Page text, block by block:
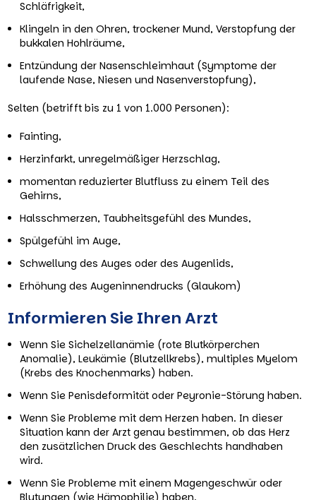
Schläfrigkeit,
Klingeln in den Ohren, trockener Mund, Verstopfung der
bukkalen Hohlräume,
Entzündung der Nasenschleimhaut (Symptome der
laufende Nase, Niesen und Nasenverstopfung),
Selten (betrifft bis zu 1 von 1.000 Personen):
Fainting,
Herzinfarkt, unregelmäßiger Herzschlag,
momentan reduzierter Blutfluss zu einem Teil des
Gehirns,
Halsschmerzen, Taubheitsgefühl des Mundes,
Spülgefühl im Auge,
Schwellung des Auges oder des Augenlids,
Erhöhung des Augeninnendrucks (Glaukom)
Informieren Sie Ihren Arzt
Wenn Sie Sichelzellanämie (rote Blutkörperchen
Anomalie), Leukämie (Blutzellkrebs), multiples Myelom
(Krebs des Knochenmarks) haben.
Wenn Sie Penisdeformität oder Peyronie-Störung haben.
Wenn Sie Probleme mit dem Herzen haben. In dieser
Situation kann der Arzt genau bestimmen, ob das Herz
den zusätzlichen Druck des Geschlechts handhaben
wird.
Wenn Sie Probleme mit einem Magengeschwür oder